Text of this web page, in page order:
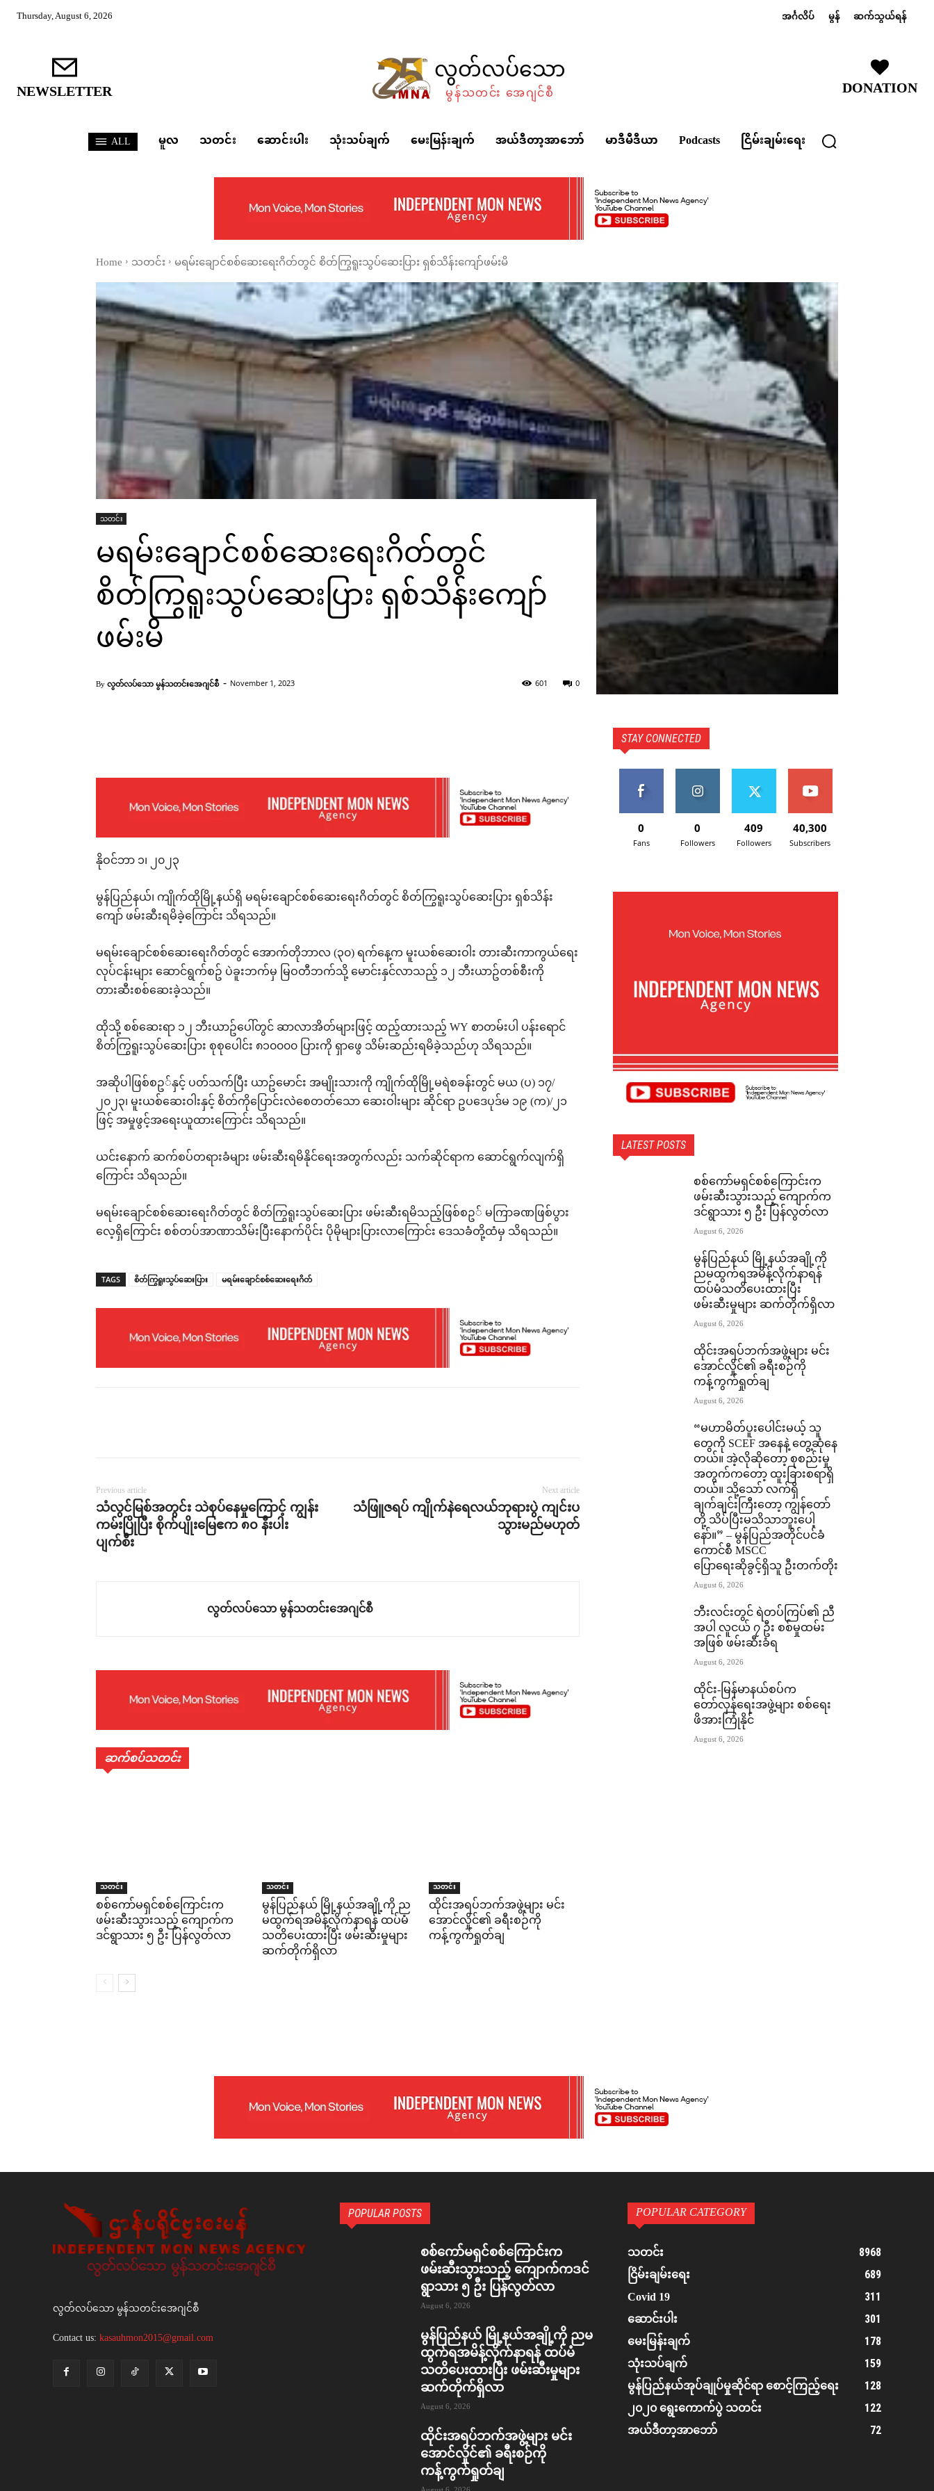
Thursday, August 6, 2026 အင်္ဂလိပ် မွန် ဆက်သွယ်ရန်
NEWSLETTER လွတ်လပ်သော
မွန်သတင်း အေဂျင်စီ DONATION
ALL မူလ သတင်း ဆောင်းပါး သုံးသပ်ချက် မေးမြန်းချက် အယ်ဒီတာ့အာဘော် မာဒီမီဒီယာ Podcasts ငြိမ်းချမ်းရေး
Home သတင်း မရမ်းချောင်စစ်ဆေးရေးဂိတ်တွင် စိတ်ကြွရူးသွပ်ဆေးပြား ရှစ်သိန်းကျော်ဖမ်းမိ
သတင်း
မရမ်းချောင်စစ်ဆေးရေးဂိတ်တွင်
စိတ်ကြွရူးသွပ်ဆေးပြား ရှစ်သိန်းကျော်
ဖမ်းမိ
By လွတ်လပ်သော မွန်သတင်းအေဂျင်စီ - November 1, 2023 0
601
နိုဝင်ဘာ ၁၊ ၂၀၂၃
မွန်ပြည်နယ်၊ ကျိုက်ထိုမြို့နယ်ရှိ မရမ်းချောင်စစ်ဆေးရေးဂိတ်တွင် စိတ်ကြွရူးသွပ်ဆေးပြား ရှစ်သိန်း
ကျော် ဖမ်းဆီးရမိခဲ့ကြောင်း သိရသည်။
မရမ်းချောင်စစ်ဆေးရေးဂိတ်တွင် အောက်တိုဘာလ (၃၀) ရက်နေ့က မူးယစ်ဆေးဝါး တားဆီးကာကွယ်ရေး
လုပ်ငန်းများ ဆောင်ရွက်စဥ် ပဲခူးဘက်မှ မြဝတီဘက်သို့ မောင်းနှင်လာသည့် ၁၂ ဘီးယာဥ်တစ်စီးကို
တားဆီးစစ်ဆေးခဲ့သည်။
ထိုသို့ စစ်ဆေးရာ ၁၂ ဘီးယာဥ်ပေါ်တွင် ဆာလာအိတ်များဖြင့် ထည့်ထားသည့် WY စာတမ်းပါ ပန်းရောင်
စိတ်ကြွရူးသွပ်ဆေးပြား စုစုပေါင်း ၈၁၀၀၀၀ ပြားကို ရှာဖွေ သိမ်းဆည်းရမိခဲ့သည်ဟု သိရသည်။
အဆိုပါဖြစ်စဥ◌်နှင့် ပတ်သက်ပြီး ယာဥ်မောင်း အမျိုးသားကို ကျိုက်ထိုမြို့မရဲစခန်းတွင် မယ (ပ) ၁၇/
၂၀၂၃၊ မူးယစ်ဆေးဝါးနှင့် စိတ်ကိုပြောင်းလဲစေတတ်သော ဆေးဝါးများ ဆိုင်ရာ ဥပဒေပုဒ်မ ၁၉ (က)/၂၁
ဖြင့် အမှုဖွင့်အရေးယူထားကြောင်း သိရသည်။
ယင်းနောက် ဆက်စပ်တရားခံများ ဖမ်းဆီးရမိနိုင်ရေးအတွက်လည်း သက်ဆိုင်ရာက ဆောင်ရွက်လျက်ရှိ
ကြောင်း သိရသည်။
မရမ်းချောင်စစ်ဆေးရေးဂိတ်တွင် စိတ်ကြွရူးသွပ်ဆေးပြား ဖမ်းဆီးရမိသည့်ဖြစ်စဥ◌် မကြာခဏဖြစ်ပွား
လေ့ရှိကြောင်း စစ်တပ်အာဏာသိမ်းပြီးနောက်ပိုင်း ပိုမိုများပြားလာကြောင်း ဒေသခံတို့ထံမှ သိရသည်။
TAGS စိတ်ကြွရူးသွပ်ဆေးပြား မရမ်းချောင်စစ်ဆေးရေးဂိတ်
Previous article
သံလွင်မြစ်အတွင်း သဲစုပ်နေမှုကြောင့် ကျွန်း
ကမ်းပြိုပြီး စိုက်ပျိုးမြေဧက ၈၀ နီးပါး
ပျက်စီး
Next article
သံဖြူဇရပ် ကျိုက်နဲရေလယ်ဘုရားပွဲ ကျင်းပ
သွားမည်မဟုတ်
လွတ်လပ်သော မွန်သတင်းအေဂျင်စီ
ဆက်စပ်သတင်း
သတင်း
စစ်ကော်မရှင်စစ်ကြောင်းက
ဖမ်းဆီးသွားသည့် ကျောက်က
ဒင်ရွာသား ၅ ဦး ပြန်လွတ်လာ
သတင်း
မွန်ပြည်နယ် မြို့နယ်အချို့ကို ည
မထွက်ရအမိန့်လိုက်နာရန် ထပ်မံ
သတိပေးထားပြီး ဖမ်းဆီးမှုများ
ဆက်တိုက်ရှိလာ
သတင်း
ထိုင်းအရပ်ဘက်အဖွဲ့များ မင်း
အောင်လှိုင်၏ ခရီးစဉ်ကို
ကန့်ကွက်ရှုတ်ချ
STAY CONNECTED
0
Fans
0
Followers
409
Followers
40,300
Subscribers
LATEST POSTS
စစ်ကော်မရှင်စစ်ကြောင်းက
ဖမ်းဆီးသွားသည့် ကျောက်က
ဒင်ရွာသား ၅ ဦး ပြန်လွတ်လာ
August 6, 2026
မွန်ပြည်နယ် မြို့နယ်အချို့ကို
ညမထွက်ရအမိန့်လိုက်နာရန်
ထပ်မံသတိပေးထားပြီး
ဖမ်းဆီးမှုများ ဆက်တိုက်ရှိလာ
August 6, 2026
ထိုင်းအရပ်ဘက်အဖွဲ့များ မင်း
အောင်လှိုင်၏ ခရီးစဉ်ကို
ကန့်ကွက်ရှုတ်ချ
August 6, 2026
“မဟာမိတ်ပူးပေါင်းမယ့် သူ
တွေကို SCEF အနေနဲ့ တွေ့ဆုံနေ
တယ်။ အဲ့လိုဆိုတော့ စုစည်းမှု
အတွက်ကတော့ ထူးခြားစရာရှိ
တယ်။ သို့သော် လက်ရှိ
ချက်ချင်းကြီးတော့ ကျွန်တော်
တို့ သိပ်ပြီးမသိသာဘူးပေါ့
နော်။” – မွန်ပြည်အတိုင်ပင်ခံ
ကောင်စီ MSCC
ပြောရေးဆိုခွင့်ရှိသူ ဦးတက်တိုး
August 6, 2026
ဘီးလင်းတွင် ရဲတပ်ကြပ်၏ ညီ
အပါ လူငယ် ၇ ဦး စစ်မှုထမ်း
အဖြစ် ဖမ်းဆီးခံရ
August 6, 2026
ထိုင်း-မြန်မာနယ်စပ်က
တော်လှန်ရေးအဖွဲ့များ စစ်ရေး
ဖိအားကြုံနိုင်
August 6, 2026
လွတ်လပ်သော မွန်သတင်းအေဂျင်စီ
Contact us: kasauhmon2015@gmail.com
POPULAR POSTS
စစ်ကော်မရှင်စစ်ကြောင်းက
ဖမ်းဆီးသွားသည့် ကျောက်ကဒင်
ရွာသား ၅ ဦး ပြန်လွတ်လာ
August 6, 2026
မွန်ပြည်နယ် မြို့နယ်အချို့ကို ညမ
ထွက်ရအမိန့်လိုက်နာရန် ထပ်မံ
သတိပေးထားပြီး ဖမ်းဆီးမှုများ
ဆက်တိုက်ရှိလာ
August 6, 2026
ထိုင်းအရပ်ဘက်အဖွဲ့များ မင်း
အောင်လှိုင်၏ ခရီးစဉ်ကို
ကန့်ကွက်ရှုတ်ချ
POPULAR CATEGORY
သတင်း 8968
ငြိမ်းချမ်းရေး 689
Covid 19 311
ဆောင်းပါး 301
မေးမြန်းချက် 178
သုံးသပ်ချက် 159
မွန်ပြည်နယ်အုပ်ချုပ်မှုဆိုင်ရာ စောင့်ကြည့်ရေး 128
၂၀၂၀ ရွေးကောက်ပွဲ သတင်း 122
အယ်ဒီတာ့အာဘော် 72